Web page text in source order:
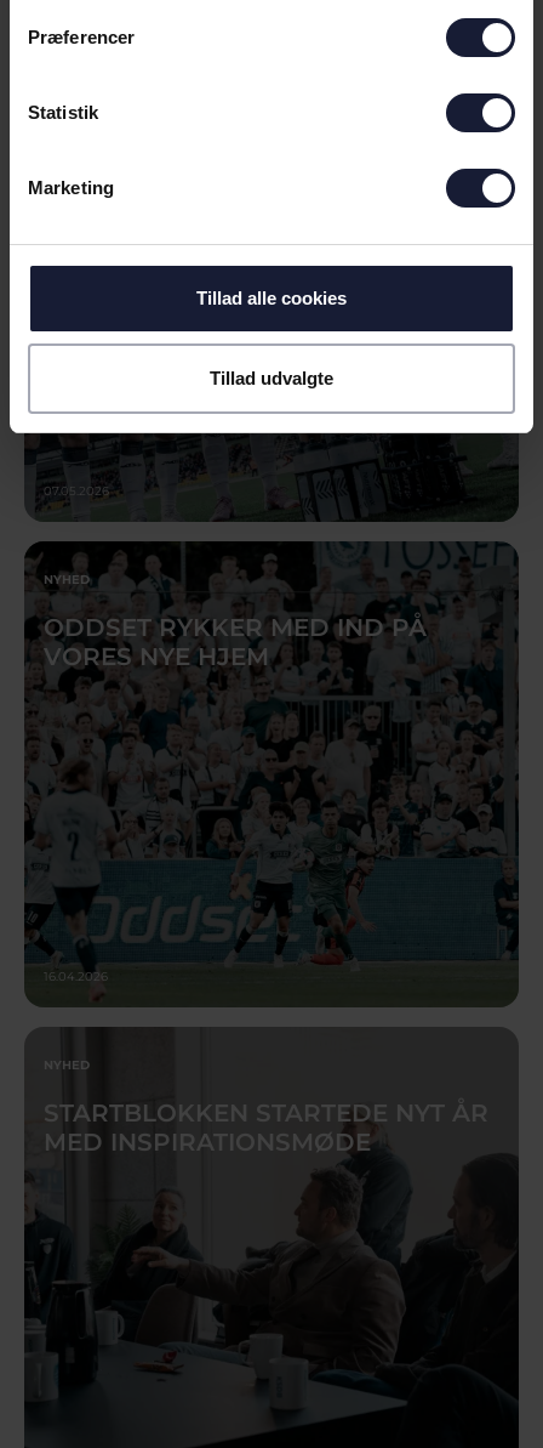
Præferencer
Statistik
Marketing
Tillad alle cookies
Tillad udvalgte
KAMPTRØJER PÅ AUKTION FOR EN
07.05.2026
NYHED
ODDSET RYKKER MED IND PÅ
VORES NYE HJEM
16.04.2026
NYHED
STARTBLOKKEN STARTEDE NYT ÅR
MED INSPIRATIONSMØDE